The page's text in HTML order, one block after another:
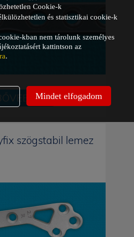
BŐVEBBEN
szögstabil lemez
Cookie-k
és statisztikai cookie-k
kban nem tárolunk személyes
kattintson az
.
Mindet elfogadom